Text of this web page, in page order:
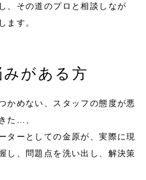
、その道のプロと相談しなが
ます。
がある方
かめない、スタッフの態度が悪
た…、
ターとしての金原が、実際に現
し、問題点を洗い出し、解決策